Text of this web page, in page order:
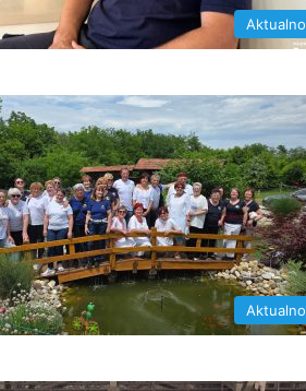
Aktualno
Aktualno